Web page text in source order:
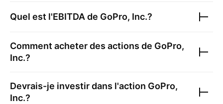
Quel est l'EBITDA de GoPro, Inc.?
Comment acheter des actions de GoPro,
Inc.?
Devrais-je investir dans l'action GoPro,
Inc.?